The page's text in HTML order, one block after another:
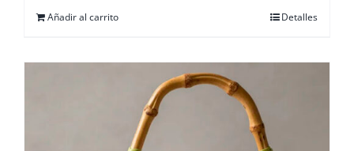
Añadir al carrito Detalles